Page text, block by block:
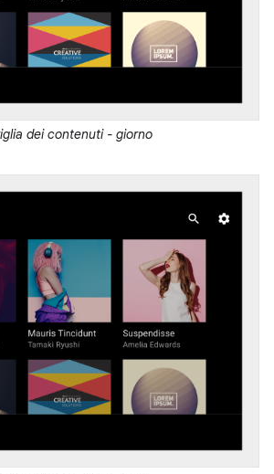
dei contenuti - giorno